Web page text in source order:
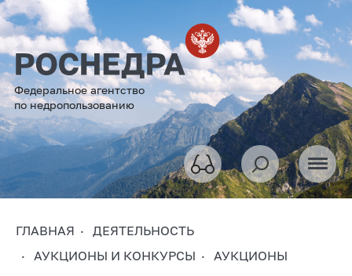
Федеральное агентство
по недропользованию
ГЛАВНАЯ
ДЕЯТЕЛЬНОСТЬ
АУКЦИОНЫ И КОНКУРСЫ
АУКЦИОНЫ